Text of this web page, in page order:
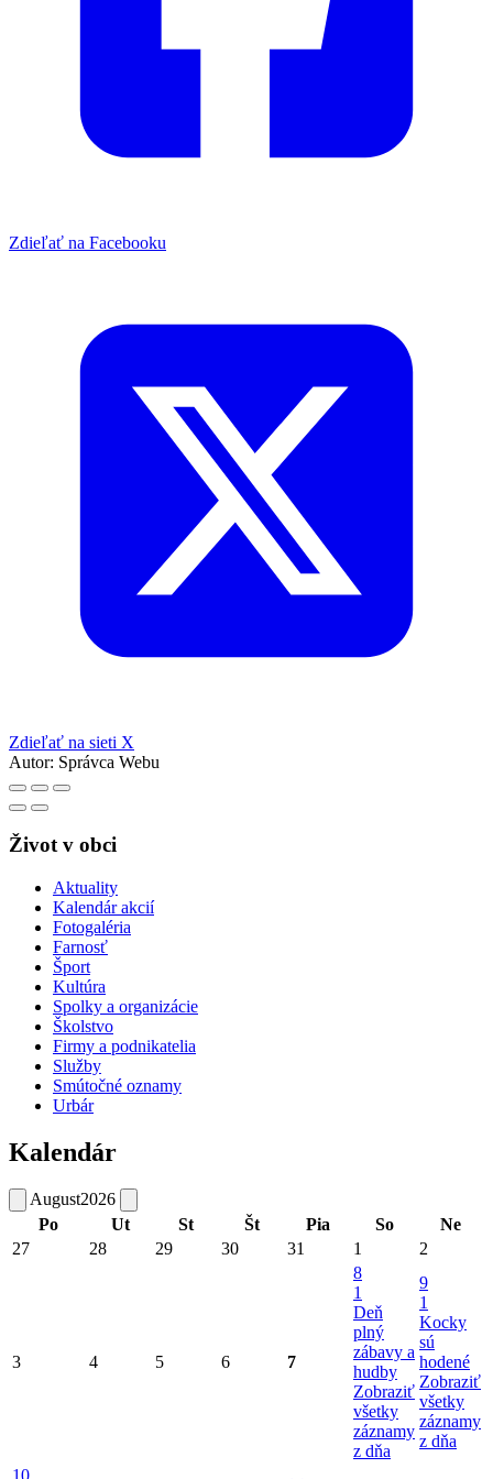
Zdieľať na Facebooku
Zdieľať na sieti X
Autor: Správca Webu
Život v obci
Aktuality
Kalendár akcií
Fotogaléria
Farnosť
Šport
Kultúra
Spolky a organizácie
Školstvo
Firmy a podnikatelia
Služby
Smútočné oznamy
Urbár
Kalendár
August2026
Po
Ut St Št Pia So
Ne
27
28 29 30 31 1 2
3 4 5 6 7
8
1
Deň
plný
zábavy a
hudby
Zobraziť
všetky
záznamy
z dňa
9
1
Kocky
sú
hodené
Zobraziť
všetky
záznamy
z dňa